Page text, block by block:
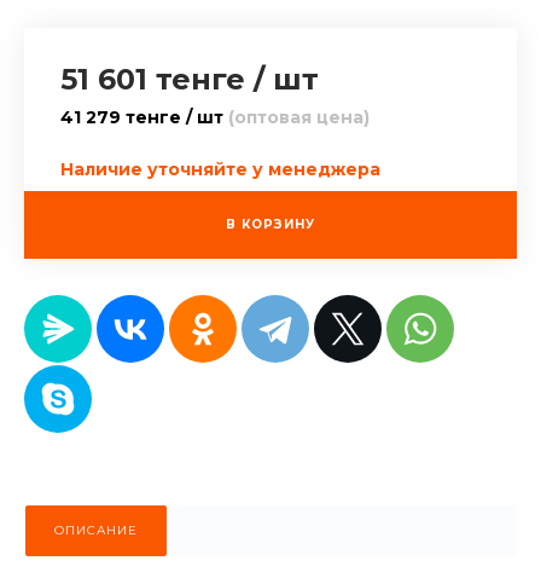
51 601 тенге / шт
41 279 тенге / шт (оптовая цена)
Наличие уточняйте у менеджера
В КОРЗИНУ
ОПИСАНИЕ